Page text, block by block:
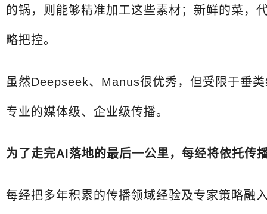
的锅，则能够精准加工这些素材；新鲜的菜，
略把控。
虽然Deepseek、Manus很优秀，但受限于垂
专业的媒体级、企业级传播。
为了走完AI落地的最后一公里，每经将依托传
每经把多年积累的传播领域经验及专家策略融